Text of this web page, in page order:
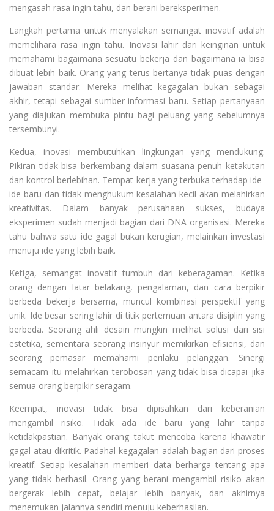
mengasah rasa ingin tahu, dan berani bereksperimen.
Langkah pertama untuk menyalakan semangat inovatif adalah
memelihara rasa ingin tahu. Inovasi lahir dari keinginan untuk
memahami bagaimana sesuatu bekerja dan bagaimana ia bisa
dibuat lebih baik. Orang yang terus bertanya tidak puas dengan
jawaban standar. Mereka melihat kegagalan bukan sebagai
akhir, tetapi sebagai sumber informasi baru. Setiap pertanyaan
yang diajukan membuka pintu bagi peluang yang sebelumnya
tersembunyi.
Kedua, inovasi membutuhkan lingkungan yang mendukung.
Pikiran tidak bisa berkembang dalam suasana penuh ketakutan
dan kontrol berlebihan. Tempat kerja yang terbuka terhadap ide-
ide baru dan tidak menghukum kesalahan kecil akan melahirkan
kreativitas. Dalam banyak perusahaan sukses, budaya
eksperimen sudah menjadi bagian dari DNA organisasi. Mereka
tahu bahwa satu ide gagal bukan kerugian, melainkan investasi
menuju ide yang lebih baik.
Ketiga, semangat inovatif tumbuh dari keberagaman. Ketika
orang dengan latar belakang, pengalaman, dan cara berpikir
berbeda bekerja bersama, muncul kombinasi perspektif yang
unik. Ide besar sering lahir di titik pertemuan antara disiplin yang
berbeda. Seorang ahli desain mungkin melihat solusi dari sisi
estetika, sementara seorang insinyur memikirkan efisiensi, dan
seorang pemasar memahami perilaku pelanggan. Sinergi
semacam itu melahirkan terobosan yang tidak bisa dicapai jika
semua orang berpikir seragam.
Keempat, inovasi tidak bisa dipisahkan dari keberanian
mengambil risiko. Tidak ada ide baru yang lahir tanpa
ketidakpastian. Banyak orang takut mencoba karena khawatir
gagal atau dikritik. Padahal kegagalan adalah bagian dari proses
kreatif. Setiap kesalahan memberi data berharga tentang apa
yang tidak berhasil. Orang yang berani mengambil risiko akan
bergerak lebih cepat, belajar lebih banyak, dan akhirnya
menemukan jalannya sendiri menuju keberhasilan.